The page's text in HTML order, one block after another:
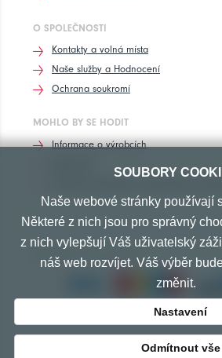
O SPOLEČNOSTI
Kontakty a volná místa
Naše služby a Hodnocení
Ochrana soukromí
MOHLO BY SE HODIT
Informace o výrobcích
PŘIJÍMÁME TYTO PLATBY
SOUBORY
Naše webové stránky používají
Některé z nich jsou pro správný
z nich vylepšují Váš uživatelský
náš web rozvíjet. Váš výběr
změnit.
Nastavení
Odmítnout vše